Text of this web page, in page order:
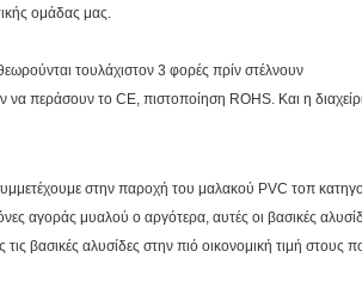
ομάδας μας.
τουλάχιστον 3 φορές πρίν στέλνουν
περάσουν το CE, πιστοποίηση ROHS. Και η
στην παροχή του μαλακού PVC τοπ
αγοράς μυαλού ο αργότερα, αυτές οι βασικές
βασικές αλυσίδες στην πιό οικονομική τιμή στους